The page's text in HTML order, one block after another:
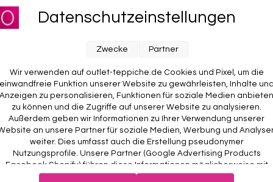
anzeigen
Ab €119,00
Weitere Farben anzeigen
Datenschutzeinstellungen
Wir verwenden auf outlet-teppiche.de Cookies und Pixel, um die
einwandfreie Funktion unserer Website zu gewährleisten, Inhalte und
Anzeigen zu personalisieren, Funktionen für soziale Medien anbieten
zu können und die Zugriffe auf unserer Website zu analysieren.
Außerdem geben wir Informationen zu Ihrer Verwendung unserer
an unsere Partner für soziale Medien, Werbung und
weiter. Dies umfasst auch die Erstellung pseudonymer
Nutzungsprofile. Unsere Partner (Google Advertising Products
Facebook Shopify) führen diese Informationen möglicherweise mit
weiteren Daten zusammen, die Sie ihnen bereitgestellt haben (bspw.
Zwecke Partner
AUF DEINE
BESTELLUNG! 😍
Deine Daten werden sicher gespeichert und gemäß unserer